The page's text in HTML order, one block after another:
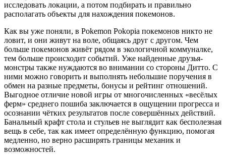
исследовать локации, а потом подбирать и правильно
располагать объекты для нахождения покемонов.
Как вы уже поняли, в Pokemon Pokopia покемонов никто не
ловит, и они живут на воле, общаясь друг с другом. Чем
больше покемонов живёт рядом в экологичной коммуналке,
тем больше происходит событий. Уже найденные друзья-
монстры также нуждаются во внимании со стороны Дитто. С
ними можно говорить и выполнять небольшие поручения в
обмен на разные предметы, бонусы и рейтинг отношений.
Выгодное отличие новой игры от многочисленных «весёлых
ферм» среднего пошиба заключается в ощущении прогресса и
осознании чётких результатов после совершённых действий.
Банальный крафт стола и стульев не выглядит как бесполезная
вещь в себе, так как имеет определённую функцию, помогая
медленно, но верно расширять границы механик и
возможностей.